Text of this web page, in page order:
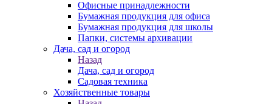
Офисные принадлежности
Бумажная продукция для офиса
Бумажная продукция для школы
Папки, системы архивации
Дача, сад и огород
Назад
Дача, сад и огород
Садовая техника
Хозяйственные товары